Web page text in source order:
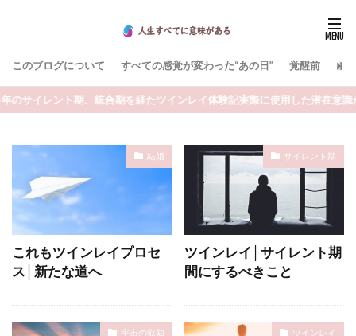
このブログについて すべての感覚が変わった“あの日” 覚醒前 お
イレント期、統合期を経たツインレイ体験記実際に使用した潜在意識か
結婚
これもツインレイプロセ
ス│新たな道へ
サイレント期
ツインレイ│サイレント期
間にするべきこと
宇宙の叡知 ツインレイ